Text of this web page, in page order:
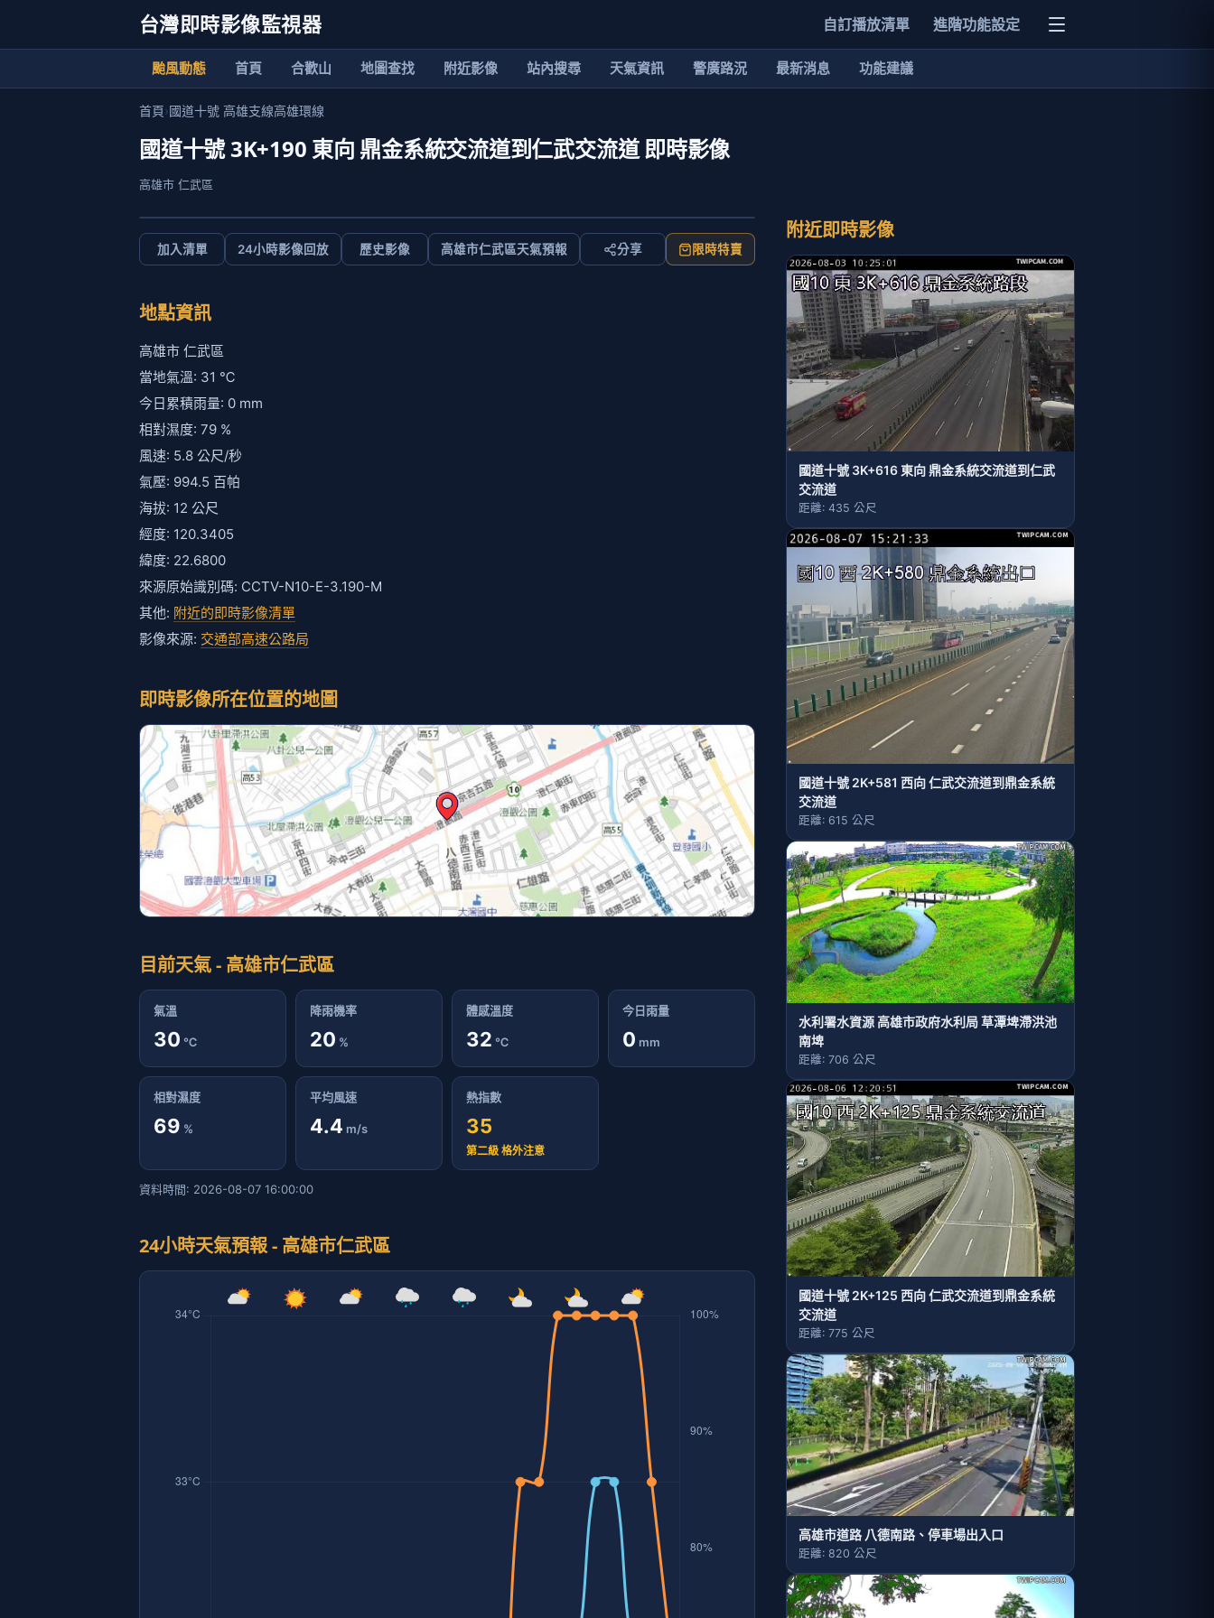
台灣即時影像監視器 自訂播放清單 進階功能設定
颱風動態 首頁 合歡山 地圖查找 附近影像 站內搜尋 天氣資訊 警廣路況 最新消息 功能建議
首頁›國道十號 高雄支線高雄環線
國道十號 3K+190 東向 鼎金系統交流道到仁武交流道 即時影像
高雄市 仁武區
加入清單 24小時影像回放 歷史影像 高雄市仁武區天氣預報 分享 限時特賣
地點資訊
高雄市 仁武區
當地氣溫: 31 ℃
今日累積雨量: 0 mm
相對濕度: 79 %
風速: 5.8 公尺/秒
氣壓: 994.5 百帕
海拔: 12 公尺
經度: 120.3405
緯度: 22.6800
來源原始識別碼: CCTV-N10-E-3.190-M
其他: 附近的即時影像清單
影像來源: 交通部高速公路局
即時影像所在位置的地圖
目前天氣 - 高雄市仁武區
氣溫
30 ℃
降雨機率
20 %
體感溫度
32 ℃
今日雨量
0 mm
相對濕度
69 %
平均風速
4.4 m/s
熱指數
35
第二級 格外注意
資料時間: 2026-08-07 16:00:00
24小時天氣預報 - 高雄市仁武區
附近即時影像
國道十號 3K+616 東向 鼎金系統交流道到仁武
交流道
距離: 435 公尺
國道十號 2K+581 西向 仁武交流道到鼎金系統
交流道
距離: 615 公尺
水利署水資源 高雄市政府水利局 草潭埤滯洪池
南埤
距離: 706 公尺
國道十號 2K+125 西向 仁武交流道到鼎金系統
交流道
距離: 775 公尺
高雄市道路 八德南路、停車場出入口
距離: 820 公尺